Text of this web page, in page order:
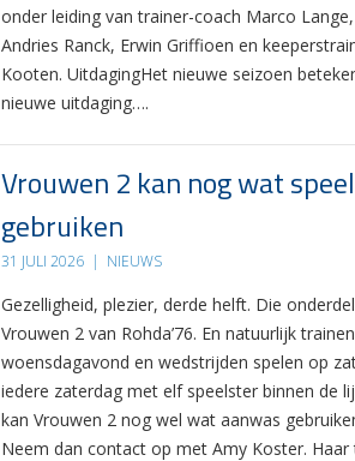
onder leiding van trainer-coach Marco
Andries Ranck, Erwin Griffioen en
Kooten. UitdagingHet nieuwe seizoen
nieuwe uitdaging….
Vrouwen 2 kan nog wat
gebruiken
31 JULI 2026 | NIEUWS
Gezelligheid, plezier, derde helft. Die
Vrouwen 2 van Rohda’76. En natuurlijk
woensdagavond en wedstrijden spelen op
iedere zaterdag met elf speelster binnen de
kan Vrouwen 2 nog wel wat aanwas
Neem dan contact op met Amy Koster.